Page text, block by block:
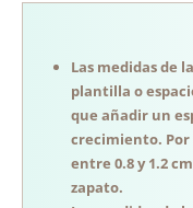
Las medidas de
plantilla o
que añadir un
crecimiento. Por
entre 0.8 y 1.2
zapato.